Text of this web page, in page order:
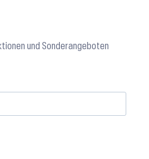
und Sonderangeboten